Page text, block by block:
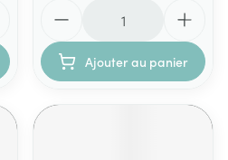
Ajouter au panier